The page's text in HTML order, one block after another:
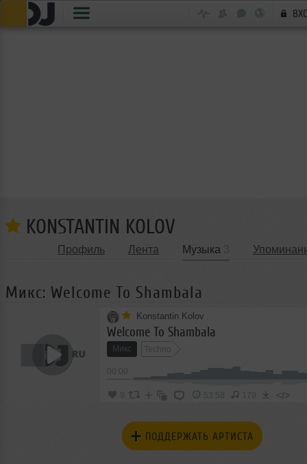
KONSTANTIN KOLOV
Профиль Лента Музыка
Микс: Welcome To Shambala
Konstantin Kolov
Welcome To Shambala
Микс Techno
9 53:58 179 </>
ПОДДЕРЖАТЬ АРТИСТА